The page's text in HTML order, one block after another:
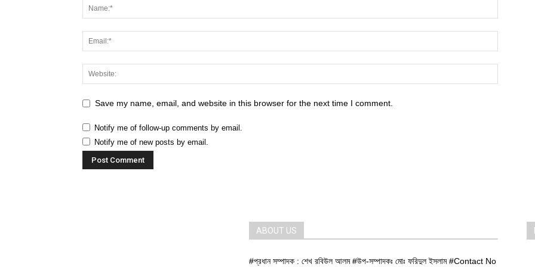
Save my name, email, and website in this browser for the next time I comment.
Notify me of follow-up comments by email.
Notify me of new posts by email.
ABOUT US
#প্রধান সম্পাদক : শেখ রবিউল আলম #উপ-সম্পাদকঃ মোঃ ফরিদুল ইসলাম #Contact No